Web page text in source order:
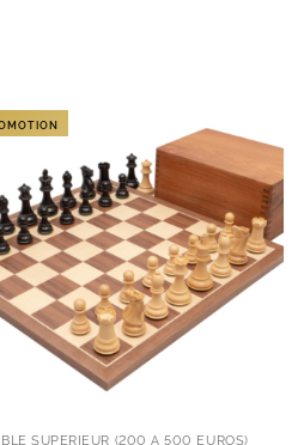
SUPÉRIEUR (200 À 500 EUROS)